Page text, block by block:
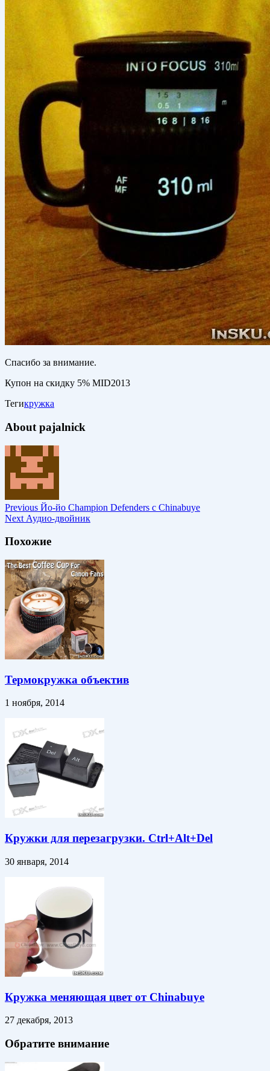
Спасибо за внимание.
Купон на скидку 5% MID2013
Тегикружка
About pajalnick
Previous Йо-йо Champion Defenders c Chinabuye
Next Аудио-двойник
Похожие
Термокружка объектив
1 ноября, 2014
Кружки для перезагрузки. Ctrl+Alt+Del
30 января, 2014
Кружка меняющая цвет от Chinabuye
27 декабря, 2013
Обратите внимание